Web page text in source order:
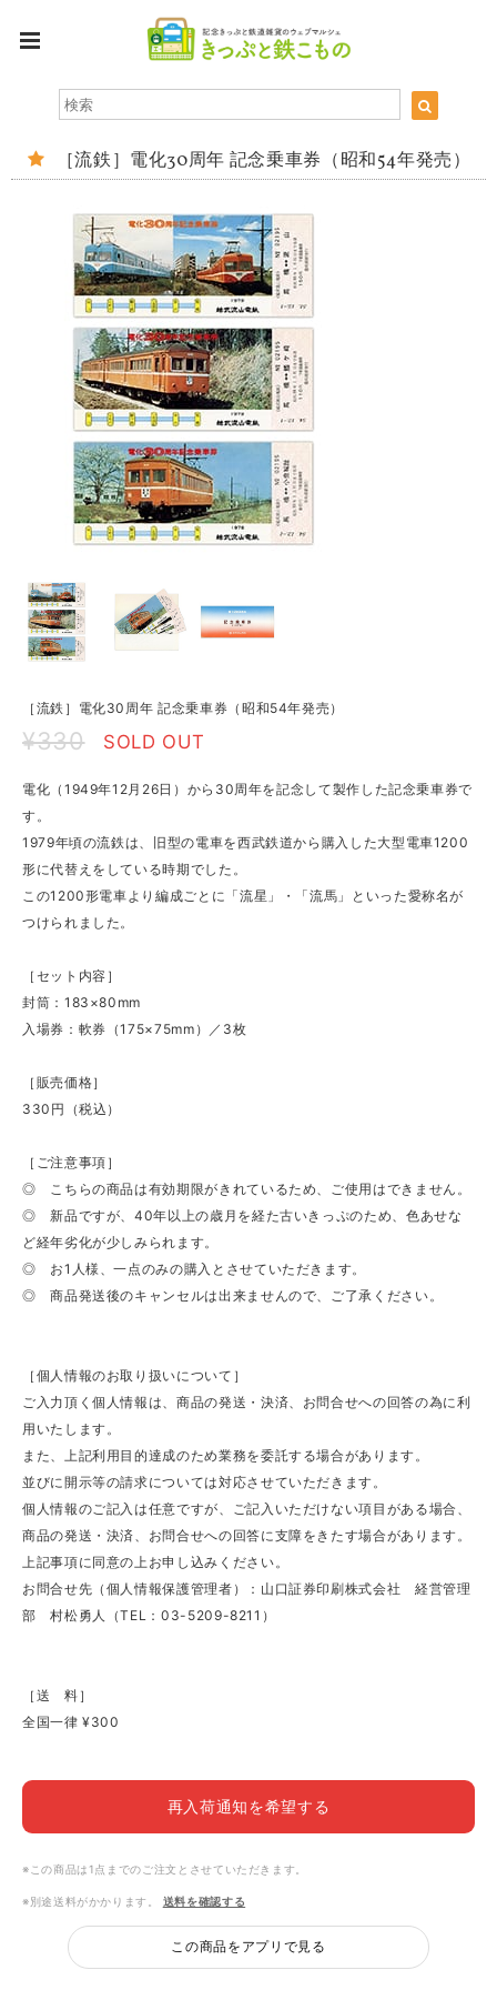
［流鉄］電化30周年 記念乗車券（昭和54年発売）
［流鉄］電化30周年 記念乗車券（昭和54年発売）
¥330 SOLD OUT
電化（1949年12月26日）から30周年を記念して製作した記念乗車券で
す。
1979年頃の流鉄は、旧型の電車を西武鉄道から購入した大型電車1200
形に代替えをしている時期でした。
この1200形電車より編成ごとに「流星」・「流馬」といった愛称名が
つけられました。
［セット内容］
封筒：183×80mm
入場券：軟券（175×75mm）／3枚
［販売価格］
330円（税込）
［ご注意事項］
◎ こちらの商品は有効期限がきれているため、ご使用はできません。
◎ 新品ですが、40年以上の歳月を経た古いきっぷのため、色あせな
ど経年劣化が少しみられます。
◎ お1人様、一点のみの購入とさせていただきます。
◎ 商品発送後のキャンセルは出来ませんので、ご了承ください。
［個人情報のお取り扱いについて］
ご入力頂く個人情報は、商品の発送・決済、お問合せへの回答の為に利
用いたします。
また、上記利用目的達成のため業務を委託する場合があります。
並びに開示等の請求については対応させていただきます。
個人情報のご記入は任意ですが、ご記入いただけない項目がある場合、
商品の発送・決済、お問合せへの回答に支障をきたす場合があります。
上記事項に同意の上お申し込みください。
お問合せ先（個人情報保護管理者）：山口証券印刷株式会社 経営管理
部 村松勇人（TEL：03-5209-8211）
［送 料］
全国一律 ¥300
再入荷通知を希望する
※この商品は1点までのご注文とさせていただきます。
※別途送料がかかります。 送料を確認する
この商品をアプリで見る